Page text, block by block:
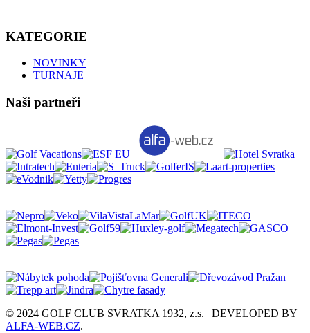
KATEGORIE
NOVINKY
TURNAJE
Naši partneři
© 2024 GOLF CLUB SVRATKA 1932, z.s. | DEVELOPED BY
ALFA-WEB.CZ.